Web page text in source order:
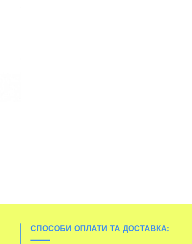
СПОСОБИ ОПЛАТИ ТА ДОСТАВКА: